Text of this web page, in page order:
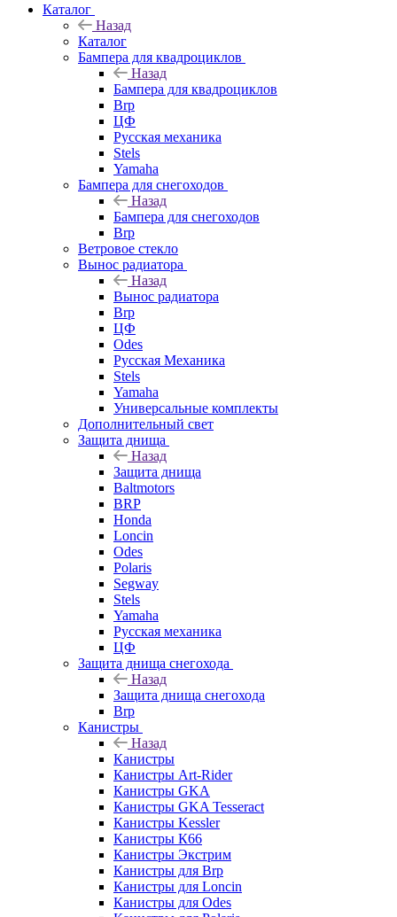
Каталог
Назад
Каталог
Бампера для квадроциклов
Назад
Бампера для квадроциклов
Brp
ЦФ
Русская механика
Stels
Yamaha
Бампера для снегоходов
Назад
Бампера для снегоходов
Brp
Ветровое стекло
Вынос радиатора
Назад
Вынос радиатора
Brp
ЦФ
Odes
Русская Механика
Stels
Yamaha
Универсальные комплекты
Дополнительный свет
Защита днища
Назад
Защита днища
Baltmotors
BRP
Honda
Loncin
Odes
Polaris
Segway
Stels
Yamaha
Русская механика
ЦФ
Защита днища снегохода
Назад
Защита днища снегохода
Brp
Канистры
Назад
Канистры
Канистры Art-Rider
Канистры GKA
Канистры GKA Tesseract
Канистры Kessler
Канистры К66
Канистры Экстрим
Канистры для Brp
Канистры для Loncin
Канистры для Odes